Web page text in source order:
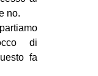
no.
di
fa